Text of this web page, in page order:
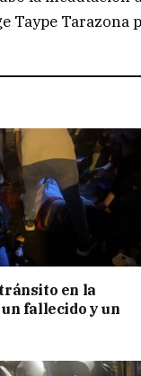
Taype Tarazona
en la
fallecido y un